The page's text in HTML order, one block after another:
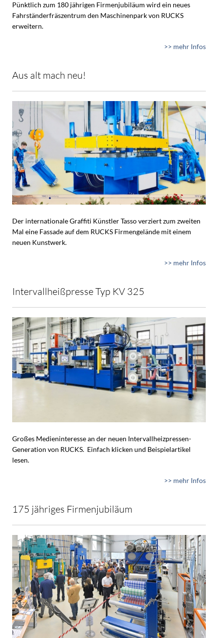
Pünktlich zum 180 jährigen Firmenjubiläum wird ein neues
Fahrständerfräszentrum den Maschinenpark von RUCKS
erweitern.
>> mehr Infos
Aus alt mach neu!
Der internationale Graffiti Künstler Tasso verziert zum zweiten
Mal eine Fassade auf dem RUCKS Firmengelände mit einem
neuen Kunstwerk.
>> mehr Infos
Intervallheißpresse Typ KV 325
Großes Medieninteresse an der neuen Intervallheizpressen-
Generation von RUCKS. Einfach klicken und Beispielartikel
lesen.
>> mehr Infos
175 jähriges Firmenjubiläum